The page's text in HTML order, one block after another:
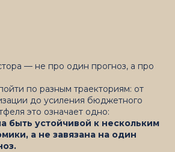
— не про один прогноз, а про
по разным траекториям: от
до усиления бюджетного
это означает одно:
быть устойчивой к нескольким
а не завязана на один